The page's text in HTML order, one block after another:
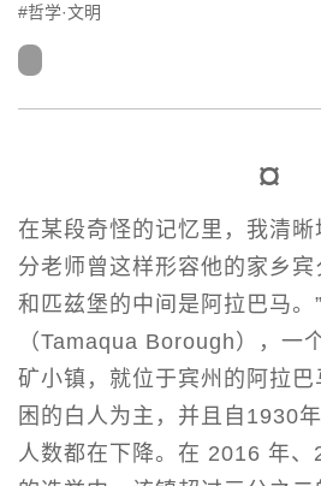
#哲学·文明
¤
在某段奇怪的记忆里，我清
分老师曾这样形容他的家乡宾
和匹兹堡的中间是阿拉巴马。
（Tamaqua Borough），一
矿小镇，就位于宾州的阿拉
困的白人为主，并且自1930
人数都在下降。在 2016 年